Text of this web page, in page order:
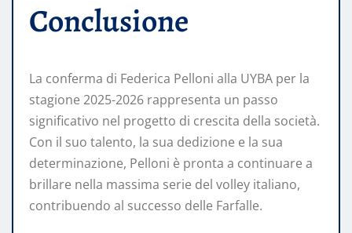
Conclusione
La conferma di Federica Pelloni alla UYBA per la
stagione 2025-2026 rappresenta un passo
significativo nel progetto di crescita della società.
Con il suo talento, la sua dedizione e la sua
determinazione, Pelloni è pronta a continuare a
brillare nella massima serie del volley italiano,
contribuendo al successo delle Farfalle.